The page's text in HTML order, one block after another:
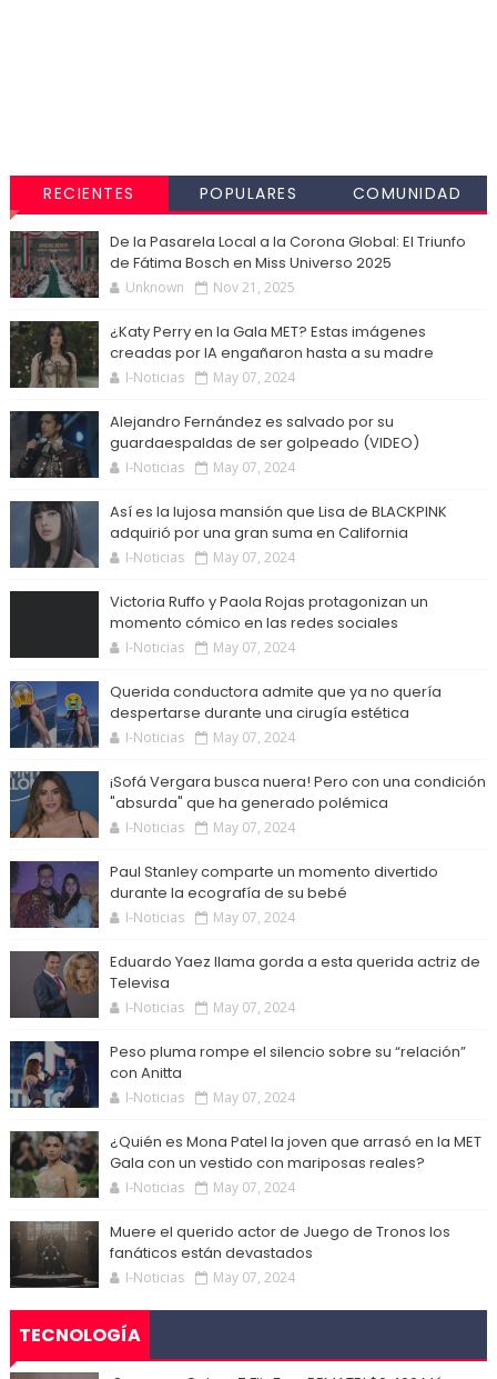
RECIENTES POPULARES COMUNIDAD
De la Pasarela Local a la Corona Global: El Triunfo
de Fátima Bosch en Miss Universo 2025
Unknown Nov 21, 2025
¿Katy Perry en la Gala MET? Estas imágenes
creadas por IA engañaron hasta a su madre
I-Noticias May 07, 2024
Alejandro Fernández es salvado por su
guardaespaldas de ser golpeado (VIDEO)
I-Noticias May 07, 2024
Así es la lujosa mansión que Lisa de BLACKPINK
adquirió por una gran suma en California
I-Noticias May 07, 2024
Victoria Ruffo y Paola Rojas protagonizan un
momento cómico en las redes sociales
I-Noticias May 07, 2024
Querida conductora admite que ya no quería
despertarse durante una cirugía estética
I-Noticias May 07, 2024
¡Sofá Vergara busca nuera! Pero con una condición
"absurda" que ha generado polémica
I-Noticias May 07, 2024
Paul Stanley comparte un momento divertido
durante la ecografía de su bebé
I-Noticias May 07, 2024
Eduardo Yaez llama gorda a esta querida actriz de
Televisa
I-Noticias May 07, 2024
Peso pluma rompe el silencio sobre su “relación”
con Anitta
I-Noticias May 07, 2024
¿Quién es Mona Patel la joven que arrasó en la MET
Gala con un vestido con mariposas reales?
I-Noticias May 07, 2024
Muere el querido actor de Juego de Tronos los
fanáticos están devastados
I-Noticias May 07, 2024
TECNOLOGÍA